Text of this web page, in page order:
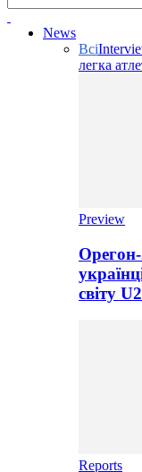
News
Всі
легка
Preview
світу
Reports